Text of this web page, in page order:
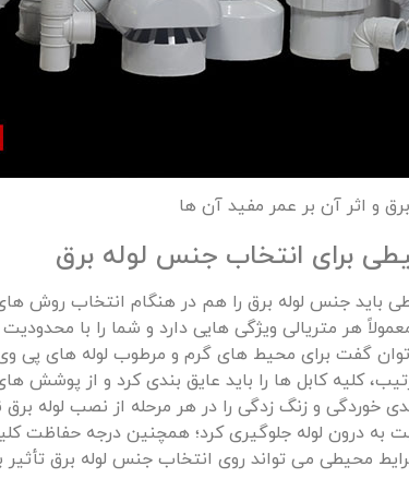
و اثر آن بر عمر مفید آن ‌ها
برای انتخاب جنس لوله برق
باید جنس لوله برق را هم در هنگام انتخاب روش
هر متریالی ویژگی هایی دارد و شما را با
گفت برای محیط های گرم و مرطوب لوله های پی
کلیه کابل ها را باید عایق بندی کرد و از پوشش
خوردگی و زنگ زدگی را در هر مرحله از نصب لوله
به درون لوله جلوگیری کرد؛ همچنین درجه حفاظت
محیطی می تواند روی انتخاب جنس لوله برق تأثیر